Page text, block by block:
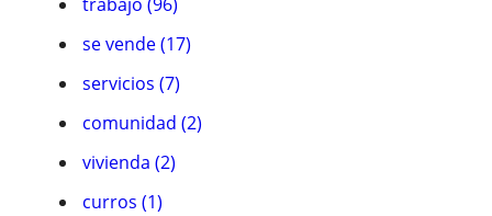
se vende (17)
servicios (7)
comunidad (2)
vivienda (2)
curros (1)